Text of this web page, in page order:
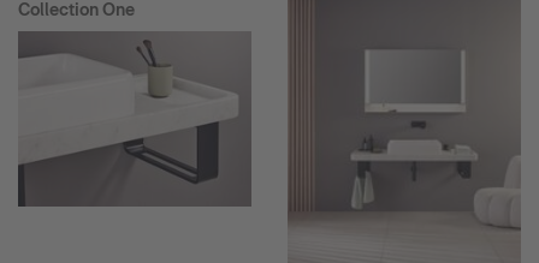
Collection One